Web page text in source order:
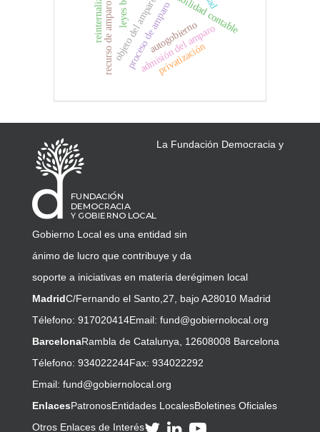
objeto del amparoadmisión del amparo
proceso de amparo
recurso de amparo autogobierno
privatización
La Fundación Democracia y
Gobierno Local es una entidad sin
ánimo de lucro que contribuye y da
soporte a iniciativas en materia derégimen local
MadridC/Fernando el Santo,27, bajo A28010 Madrid
Télefono: 917020414Email: fund@gobiernolocal.org
BarcelonaRambla de Catalunya, 12608008 Barcelona
Télefono: 934022244Fax: 934022292
Email: fund@gobiernolocal.org
EnlacesPatronosEntidades LocalesBoletines Oficiales
Otros Enlaces de Interés